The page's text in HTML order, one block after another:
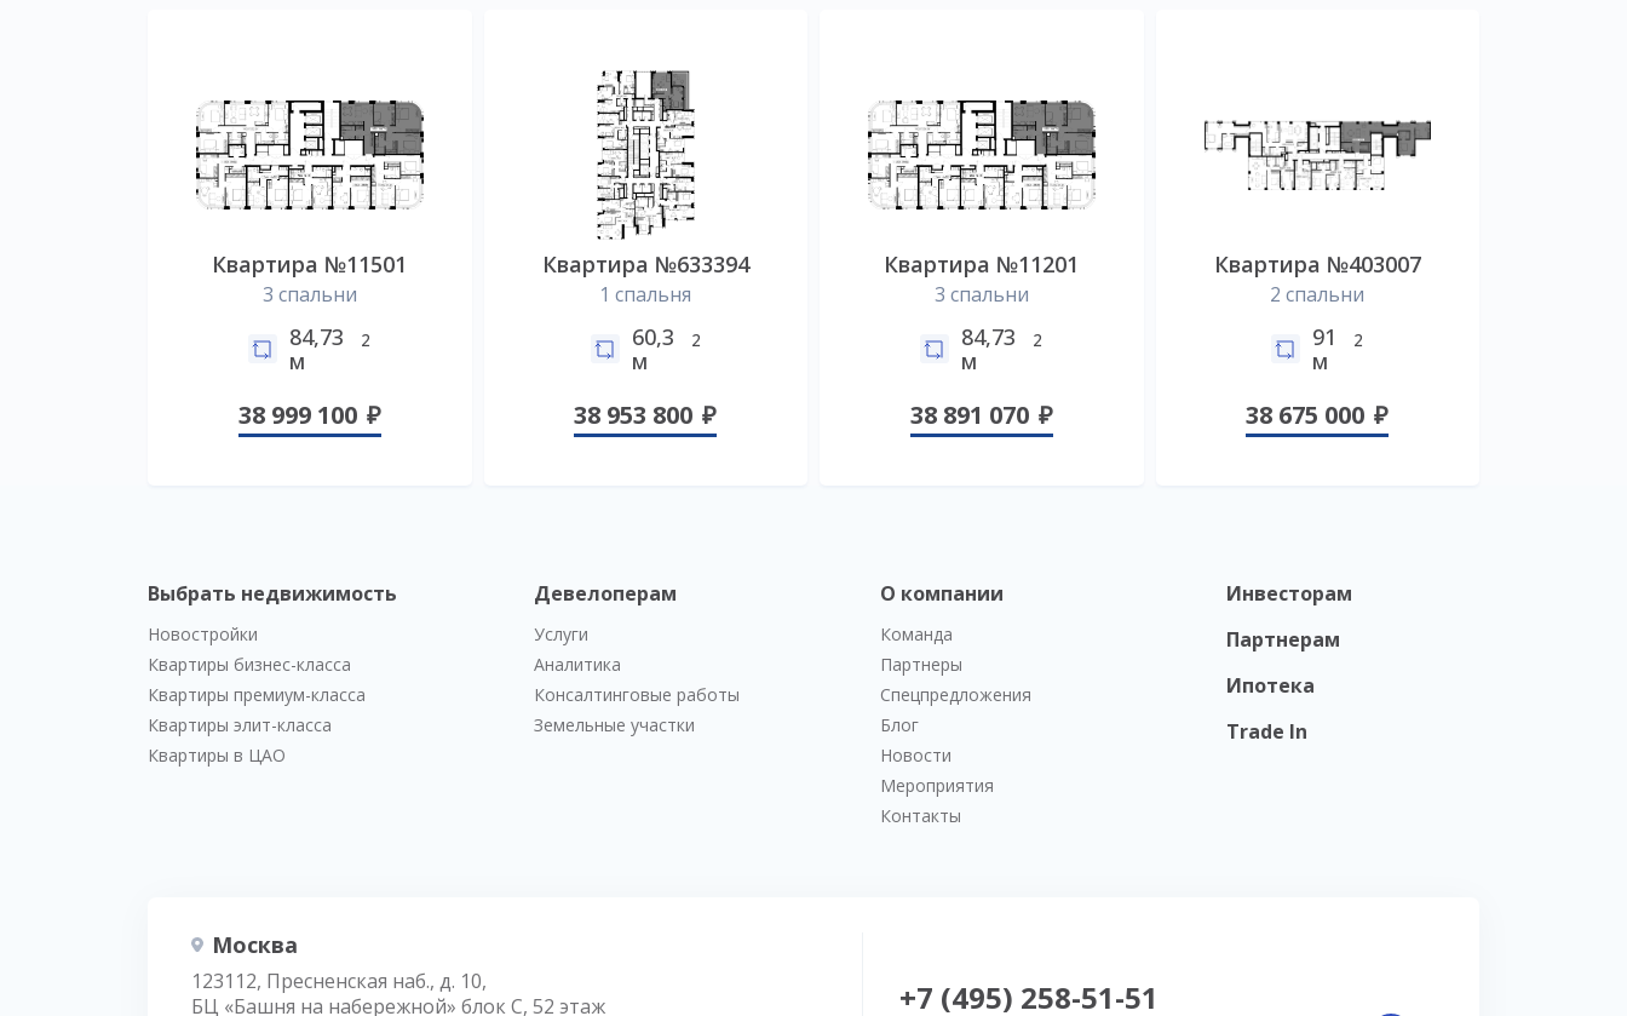
Квартира №11501
3 спальни
84,73
м
2
38 999 100
Квартира №633394
1 спальня
60,3
м
2
38 953 800
Квартира №11201
3 спальни
84,73
м
2
38 891 070
Квартира №403007
2 спальни
91
м
2
38 675 000
Выбрать недвижимость
Новостройки
Квартиры бизнес-класса
Квартиры премиум-класса
Квартиры элит-класса
Квартиры в ЦАО
Девелоперам
Услуги
Аналитика
Консалтинговые работы
Земельные участки
О компании
Команда
Партнеры
Спецпредложения
Блог
Новости
Мероприятия
Контакты
Инвесторам
Партнерам
Ипотека
Trade In
Москва
123112, Пресненская наб., д. 10,
БЦ «Башня на набережной» блок С, 52 этаж
+7 (495) 258-51-51